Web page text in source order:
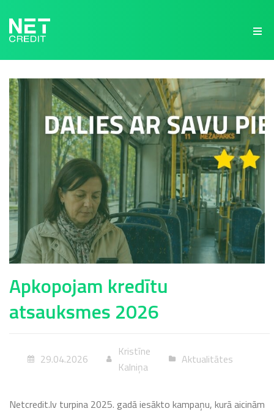
NetCredit.lv
Apkopojam kredītu
atsauksmes 2026
29.04.2026
Kristīne
Kalniņa
Aktualitātes
Netcredit.lv turpina 2025. gadā iesākto kampaņu, kurā aicinām